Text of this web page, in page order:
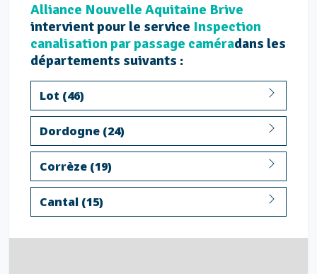
Alliance Nouvelle Aquitaine Brive
intervient pour le service Inspection
canalisation par passage caméradans les
départements suivants :
Lot (46)
Dordogne (24)
Corrèze (19)
Cantal (15)